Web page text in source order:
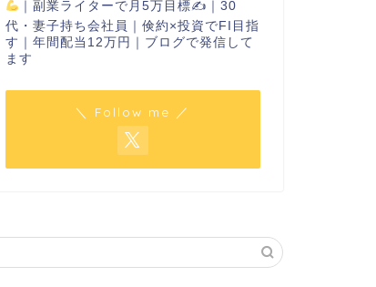
｜副業ライターで月5万目標✍ ｜30
代・妻子持ち会社員｜倹約×投資でFI目指
す｜年間配当12万円｜ブログで発信して
ます
＼ Follow me ／